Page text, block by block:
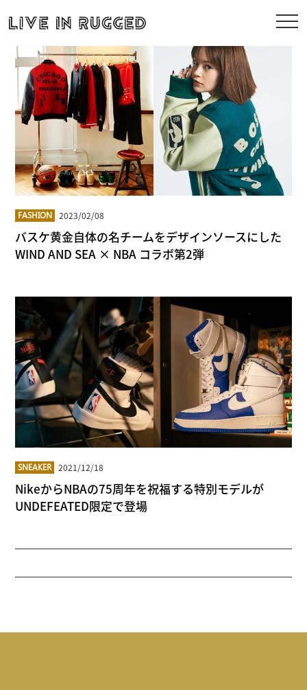
FASHION 2023/02/08
バスケ黄金自体の名チームをデザインソースにした
WIND AND SEA × NBA コラボ第2弾
SNEAKER 2021/12/18
NikeからNBAの75周年を祝福する特別モデルが
UNDEFEATED限定で登場